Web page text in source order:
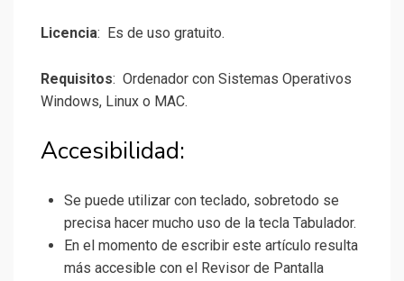
Licencia: Es de uso gratuito.
Requisitos: Ordenador con Sistemas Operativos
Windows, Linux o MAC.
Accesibilidad:
Se puede utilizar con teclado, sobretodo se
precisa hacer mucho uso de la tecla Tabulador.
En el momento de escribir este artículo resulta
más accesible con el Revisor de Pantalla